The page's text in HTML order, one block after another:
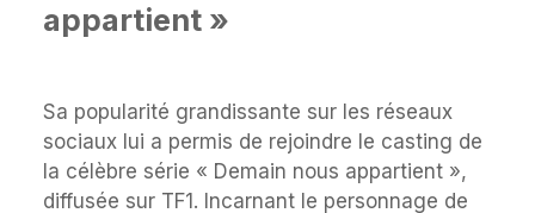
appartient »
Sa popularité grandissante sur les réseaux
sociaux lui a permis de rejoindre le casting de
la célèbre série « Demain nous appartient »,
diffusée sur TF1. Incarnant le personnage de